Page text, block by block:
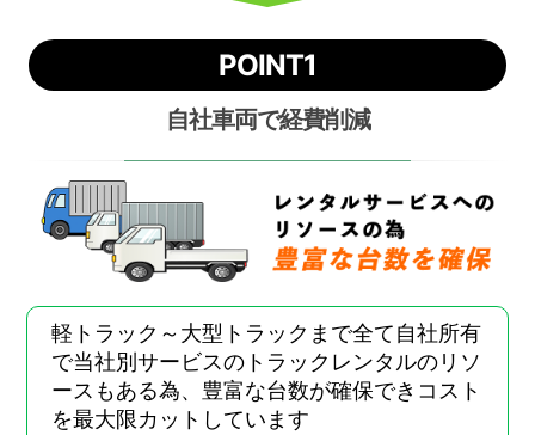
POINT1
自社車両で経費削減
軽トラック～大型トラックまで全て自社所有
で当社別サービスのトラックレンタルのリソ
ースもある為、豊富な台数が確保できコスト
を最大限カットしています